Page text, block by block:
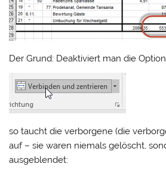
Der Grund: Deaktiviert man die
so taucht die verborgene (die
auf – sie waren niemals gelöscht,
ausgeblendet: